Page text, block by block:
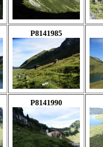
P8141985
P8141990